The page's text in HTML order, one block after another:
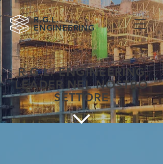
R.G.L.
ENGINEERING
R.G.L. ENGINEERING
LEADER NEL NOSTRO
SETTORE